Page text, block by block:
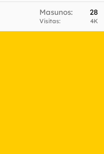
Masunos 28
Visitas 4K